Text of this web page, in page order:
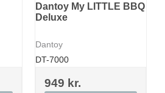
Dantoy My LITTLE BBQ
Deluxe
Dantoy
DT-7000
949 kr.